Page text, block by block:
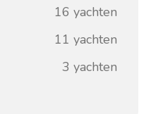
16 yachten
11 yachten
3 yachten